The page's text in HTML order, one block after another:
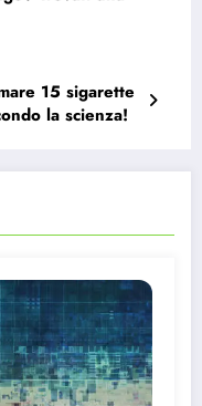
15 sigarette
la scienza!